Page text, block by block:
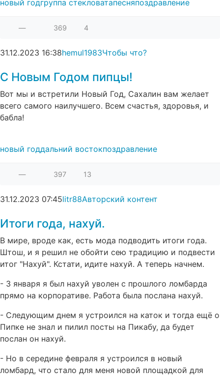
новый годгруппа стекловатапесняпоздравление
— 369 4
31.12.2023 16:38hemul1983Чтобы что?
С Новым Годом пипцы!
Вот мы и встретили Новый Год, Сахалин вам желает
всего самого наилучшего. Всем счастья, здоровья, и
бабла!
новый годдальний востокпоздравление
— 397 13
31.12.2023 07:45litr88Авторский контент
Итоги года, нахуй.
В мире, вроде как, есть мода подводить итоги года.
Штош, и я решил не обойти сею традицию и подвести
итог "Нахуй". Кстати, идите нахуй. А теперь начнем.
- 3 января я был нахуй уволен с прошлого ломбарда
прямо на корпоративе. Работа была послана нахуй.
- Следующим днем я устроился на каток и тогда ещё о
Пипке не знал и пилил посты на Пикабу, да будет
послан он нахуй.
- Но в середине февраля я устроился в новый
ломбард, что стало для меня новой площадкой для